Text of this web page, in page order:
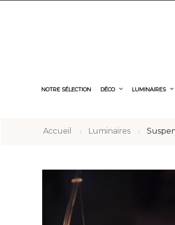
NOTRE SÉLECTION DÉCO LUMINAIRES
Accueil Luminaires